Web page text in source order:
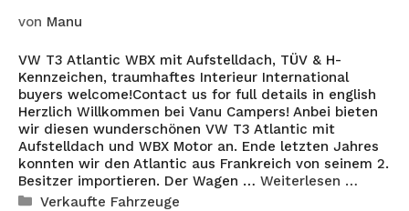
von Manu
VW T3 Atlantic WBX mit Aufstelldach, TÜV & H-
Kennzeichen, traumhaftes Interieur International
buyers welcome!Contact us for full details in english
Herzlich Willkommen bei Vanu Campers! Anbei bieten
wir diesen wunderschönen VW T3 Atlantic mit
Aufstelldach und WBX Motor an. Ende letzten Jahres
konnten wir den Atlantic aus Frankreich von seinem 2.
Besitzer importieren. Der Wagen … Weiterlesen …
Kategorien
Verkaufte Fahrzeuge